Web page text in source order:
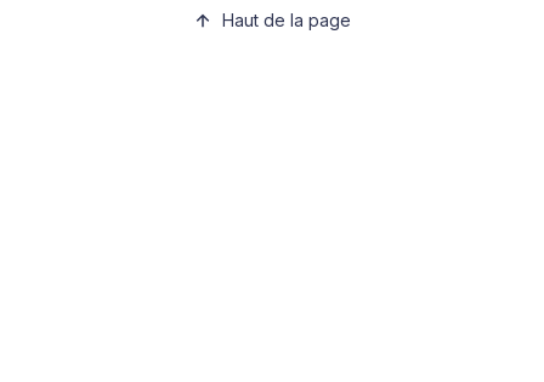
Haut de la page